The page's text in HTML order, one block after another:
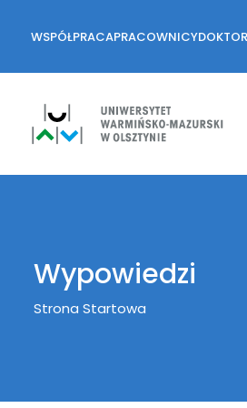
WSPÓŁPRACAPRACOWNICY
Wypowiedzi
Breadcrumb
Strona Startowa